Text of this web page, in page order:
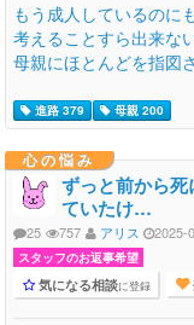
もう成人しているのに
考えることすら出来な
母親にほとんどを指図
進路 379 母親 200
心の悩み
ずっと前から
ていたけ…
25 757 アリス 2025-
スタッフのお返事希望
気になる相談に登録